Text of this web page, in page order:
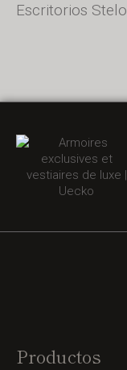
Escritorios Stelo
Productos